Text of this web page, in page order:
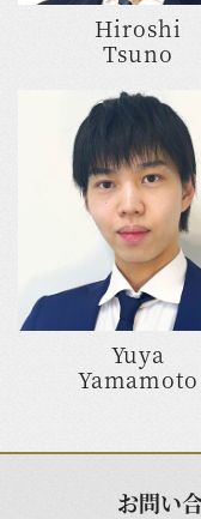
Hiroshi
Tsuno
Yuya
Yamamoto
お問い